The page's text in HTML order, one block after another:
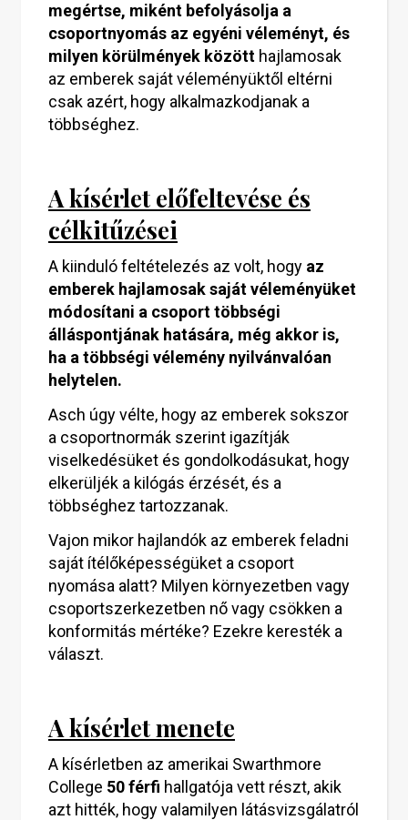
megértse, miként befolyásolja a
csoportnyomás az egyéni véleményt, és
milyen körülmények között hajlamosak
az emberek saját véleményüktől eltérni
csak azért, hogy alkalmazkodjanak a
többséghez.
A kísérlet előfeltevése és
célkitűzései
A kiinduló feltételezés az volt, hogy az
emberek hajlamosak saját véleményüket
módosítani a csoport többségi
álláspontjának hatására, még akkor is,
ha a többségi vélemény nyilvánvalóan
helytelen.
Asch úgy vélte, hogy az emberek sokszor
a csoportnormák szerint igazítják
viselkedésüket és gondolkodásukat, hogy
elkerüljék a kilógás érzését, és a
többséghez tartozzanak.
Vajon mikor hajlandók az emberek feladni
saját ítélőképességüket a csoport
nyomása alatt? Milyen környezetben vagy
csoportszerkezetben nő vagy csökken a
konformitás mértéke? Ezekre keresték a
választ.
A kísérlet menete
A kísérletben az amerikai Swarthmore
College 50 férfi hallgatója vett részt, akik
azt hitték, hogy valamilyen látásvizsgálatról